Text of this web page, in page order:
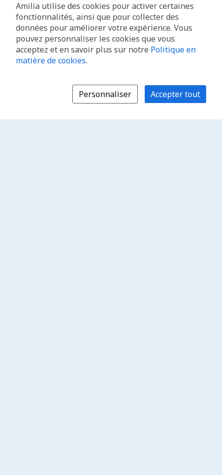
Amilia utilise des cookies pour activer certaines
fonctionnalités, ainsi que pour collecter des
données pour améliorer votre expérience. Vous
pouvez personnaliser les cookies que vous
acceptez et en savoir plus sur notre Politique en
matière de cookies.
Personnaliser Accepter tout